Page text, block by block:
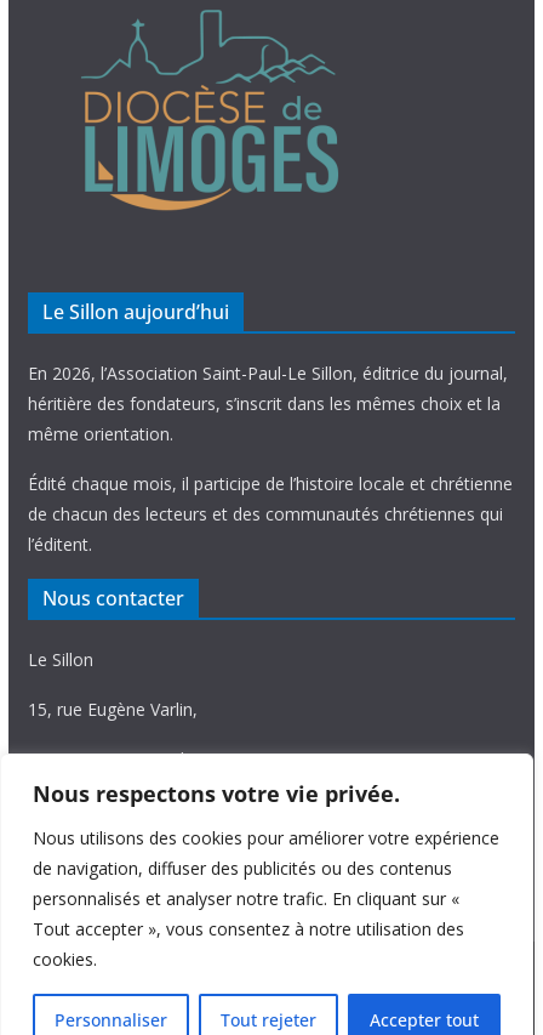
Nous respectons votre vie privée.
Nous utilisons des cookies pour améliorer votre expérience
de navigation, diffuser des publicités ou des contenus
personnalisés et analyser notre trafic. En cliquant sur «
Tout accepter », vous consentez à notre utilisation des
cookies.
Personnaliser Tout rejeter Accepter tout
Le Sillon aujourd’hui
En 2026, l’Association Saint-Paul-Le Sillon, éditrice du journal,
héritière des fondateurs, s’inscrit dans les mêmes choix et la
même orientation.
Édité chaque mois, il participe de l’histoire locale et chrétienne
de chacun des lecteurs et des communautés chrétiennes qui
l’éditent.
Nous contacter
Le Sillon
15, rue Eugène Varlin,
87036 Limoges Cedex.
Tél. 05 55 06 14 15
Nous écrire
Copyright © 2026 Le Sillon
. All rights reserved.